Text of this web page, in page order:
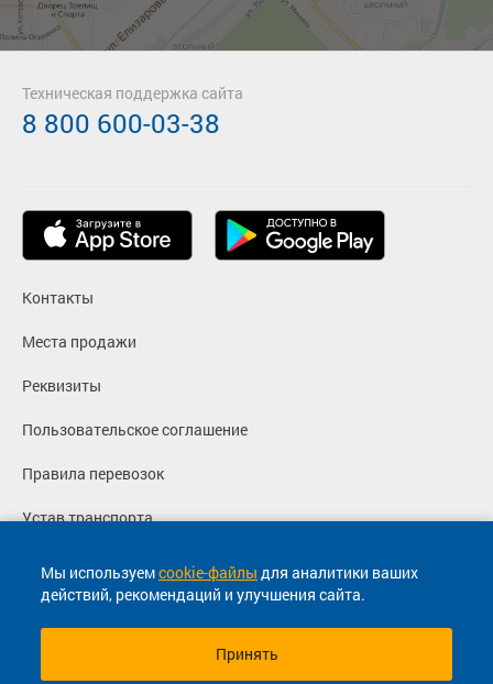
Мы используемcookie-файлы для аналитики ваших
действий, рекомендаций и улучшения сайта.
Принять
Контакты
Места продажи
Реквизиты
Пользовательское соглашение
Правила перевозок
Устав транспорта
Политика конфиденциальности
Согласие на маркетинговые сообщения
Техническая поддержка сайта
8 800 600-03-38
© 2013-2026, ООО "Капитал"- Онлайн сервис продажи